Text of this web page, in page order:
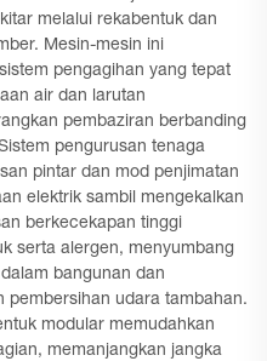
melalui rekabentuk dan
Mesin-mesin ini
pengagihan yang tepat
air dan larutan
pembaziran berbanding
pengurusan tenaga
pintar dan mod penjimatan
elektrik sambil mengekalkan
berkecekapan tinggi
serta alergen, menyumbang
bangunan dan
pembersihan udara tambahan.
modular memudahkan
memanjangkan jangka